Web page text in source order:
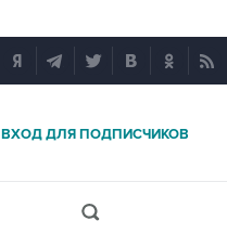
ВХОД ДЛЯ ПОДПИСЧИКОВ